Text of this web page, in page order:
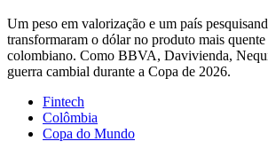
Um peso em valorização e um país
transformaram o dólar no produto mais
colombiano. Como BBVA, Davivienda,
guerra cambial durante a Copa de 2026.
Fintech
Colômbia
Copa do Mundo